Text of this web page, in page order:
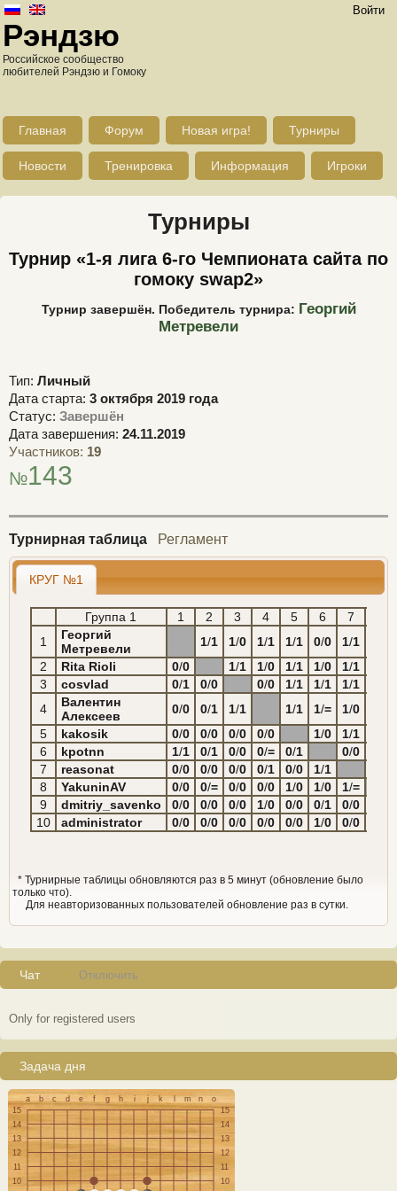
Войти
Рэндзю
Российское сообщество
любителей Рэндзю и Гомоку
Главная Форум Новая игра! Турниры
Новости Тренировка Информация Игроки
Турниры
Турнир «1-я лига 6-го Чемпионата сайта по
гомоку swap2»
Турнир завершён. Победитель турнира: Георгий
Метревели
Тип: Личный
Дата старта: 3 октября 2019 года
Статус: Завершён
Дата завершения: 24.11.2019
Участников: 19
№143
Турнирная таблица Регламент
КРУГ №1
Группа 1 1 2 3 4 5 6 7
1
Георгий
Метревели
1/1 1/0 1/1 1/1 0/0 1/1
2
Rita Rioli 0/0 1/1 1/0 1/1 1/0 1/1
3
cosvlad 0/1 0/0 0/0 1/1 1/1 1/1
4
Валентин
Алексеев
0/0 0/1 1/1 1/1 1/= 1/0
5
kakosik 0/0 0/0 0/0 0/0 1/0 1/1
6
kpotnn 1/1 0/1 0/0 0/= 0/1 0/0
7
reasonat 0/0 0/0 0/0 0/1 0/0 1/1
8
YakuninAV 0/0 0/= 0/0 0/0 1/0 1/0 1/=
9
dmitriy_savenko 0/0 0/0 0/0 1/0 0/0 0/1 0/0
10
administrator 0/0 0/0 0/0 0/0 0/0 1/0 0/0
* Турнирные таблицы обновляются раз в 5 минут (обновление было
только что).
Для неавторизованных пользователей обновление раз в сутки.
Чат Отключить
Only for registered users
Задача дня
a b c d e f g h i j k l m n
o
15
15
14
14
13
13
12
12
11
11
10
10